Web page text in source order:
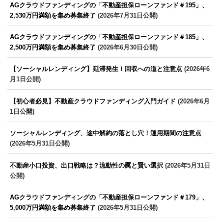
AGクラウドファンディングの「不動産担保ローンファンド＃195」、
2,530万円満額を集め募集終了 (2026年7月31日公開)
AGクラウドファンディングの「不動産担保ローンファンド＃185」、
2,500万円満額を集め募集終了 (2026年6月30日公開)
【ソーシャルレンディング】延滞発生！回収への道と注意点 (2026年6
月1日公開)
【初心者必見】不動産クラウドファンディング入門ガイド (2026年6月
1日公開)
ソーシャルレンディング、途中解約の落とし穴！運用期間の注意点
(2026年5月31日公開)
不動産小口投資、出口戦略は？流動性の罠と賢い選択 (2026年5月31日
公開)
AGクラウドファンディングの「不動産担保ローンファンド＃179」、
5,000万円満額を集め募集終了 (2026年5月31日公開)